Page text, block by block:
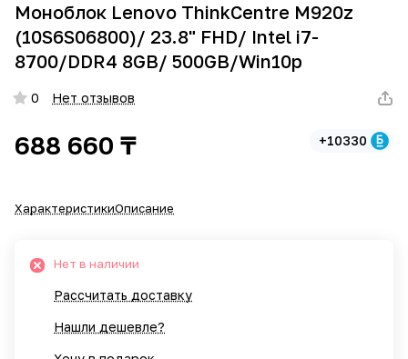
Моноблок Lenovo ThinkCentre M920z
(10S6S06800)/ 23.8" FHD/ Intel i7-
8700/DDR4 8GB/ 500GB/Win10p
0 Нет отзывов
688 660 ₸ +10330
ХарактеристикиОписание
Нет в наличии
Рассчитать доставку
Нашли дешевле?